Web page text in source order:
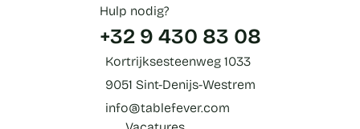
Hulp nodig?
+32 9 430 83 08
Kortrijksesteenweg 1033
9051 Sint-Denijs-Westrem
info@tablefever.com